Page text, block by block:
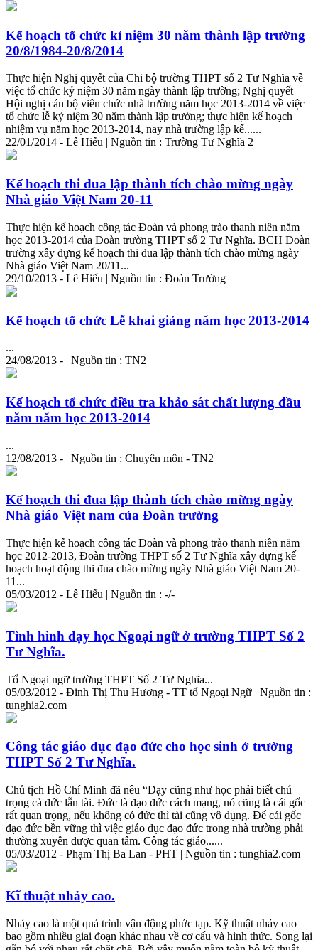
Kế hoạch tổ chức kỉ niệm 30 năm thành lập trường
20/8/1984-20/8/2014
Thực hiện Nghị quyết của Chi bộ trường THPT số 2 Tư Nghĩa về
việc tổ chức kỷ niệm 30 năm ngày thành lập trường; Nghị quyết
Hội nghị cán bộ viên chức nhà trường năm học 2013-2014 về việc
tổ chức lễ kỷ niệm 30 năm thành lập trường; thực hiện kế hoạch
nhiệm vụ năm học 2013-2014, nay nhà trường lập kế......
22/01/2014 - Lê Hiếu | Nguồn tin : Trường Tư Nghĩa 2
Kế hoạch thi đua lập thành tích chào mừng ngày
Nhà giáo Việt Nam 20-11
Thực hiện kế hoạch công tác Đoàn và phong trào thanh niên năm
học 2013-2014 của Đoàn trường THPT số 2 Tư Nghĩa. BCH Đoàn
trường xây dựng kế hoạch thi đua lập thành tích chào mừng ngày
Nhà giáo Việt Nam 20/11...
29/10/2013 - Lê Hiếu | Nguồn tin : Đoàn Trường
Kế hoạch tổ chức Lễ khai giảng năm học 2013-2014
...
24/08/2013 - | Nguồn tin : TN2
Kế hoạch tổ chức điều tra khảo sát chất lượng đầu
năm năm học 2013-2014
...
12/08/2013 - | Nguồn tin : Chuyên môn - TN2
Kế hoạch thi đua lập thành tích chào mừng ngày
Nhà giáo Việt nam của Đoàn trường
Thực hiện kế hoạch công tác Đoàn và phong trào thanh niên năm
học 2012-2013, Đoàn trường THPT số 2 Tư Nghĩa xây dựng kế
hoạch hoạt động thi đua chào mừng ngày Nhà giáo Việt Nam 20-
11...
05/03/2012 - Lê Hiếu | Nguồn tin : -/-
Tình hình dạy học Ngoại ngữ ở trường THPT Số 2
Tư Nghĩa.
Tổ Ngoại ngữ trường THPT Số 2 Tư Nghĩa...
05/03/2012 - Đinh Thị Thu Hương - TT tổ Ngoại Ngữ | Nguồn tin :
tunghia2.com
Công tác giáo dục đạo đức cho học sinh ở trường
THPT Số 2 Tư Nghĩa.
Chủ tịch Hồ Chí Minh đã nêu “Dạy cũng như học phải biết chú
trọng cả đức lẫn tài. Đức là đạo đức cách mạng, nó cũng là cái gốc
rất quan trọng, nếu không có đức thì tài cũng vô dụng. Để cái gốc
đạo đức bền vững thì việc giáo dục đạo đức trong nhà trường phải
thường xuyên được quan tâm. Công tác giáo......
05/03/2012 - Phạm Thị Ba Lan - PHT | Nguồn tin : tunghia2.com
Kĩ thuật nhảy cao.
Nhảy cao là một quá trình vận động phức tạp. Kỹ thuật nhảy cao
bao gồm nhiều giai đoạn khác nhau về cơ cấu và hình thức. Song lại